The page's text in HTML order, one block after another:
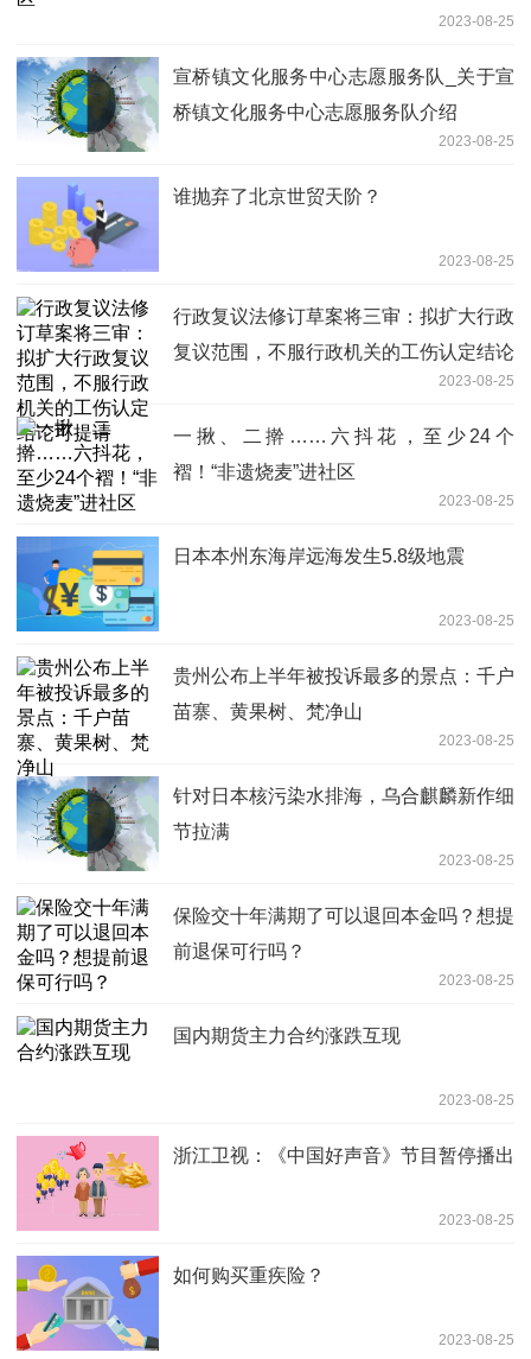
2023-08-25
宣桥镇文化服务中心志愿服务队_关于宣
桥镇文化服务中心志愿服务队介绍
2023-08-25
谁抛弃了北京世贸天阶？
2023-08-25
行政复议法修订草案将三审：拟扩大行政
复议范围，不服行政机关的工伤认定结论
2023-08-25
一揪、二擀……六抖花，至少24个
褶！“非遗烧麦”进社区
2023-08-25
日本本州东海岸远海发生5.8级地震
2023-08-25
贵州公布上半年被投诉最多的景点：千户
苗寨、黄果树、梵净山
2023-08-25
针对日本核污染水排海，乌合麒麟新作细
节拉满
2023-08-25
保险交十年满期了可以退回本金吗？想提
前退保可行吗？
2023-08-25
国内期货主力合约涨跌互现
2023-08-25
浙江卫视：《中国好声音》节目暂停播出
2023-08-25
如何购买重疾险？
2023-08-25